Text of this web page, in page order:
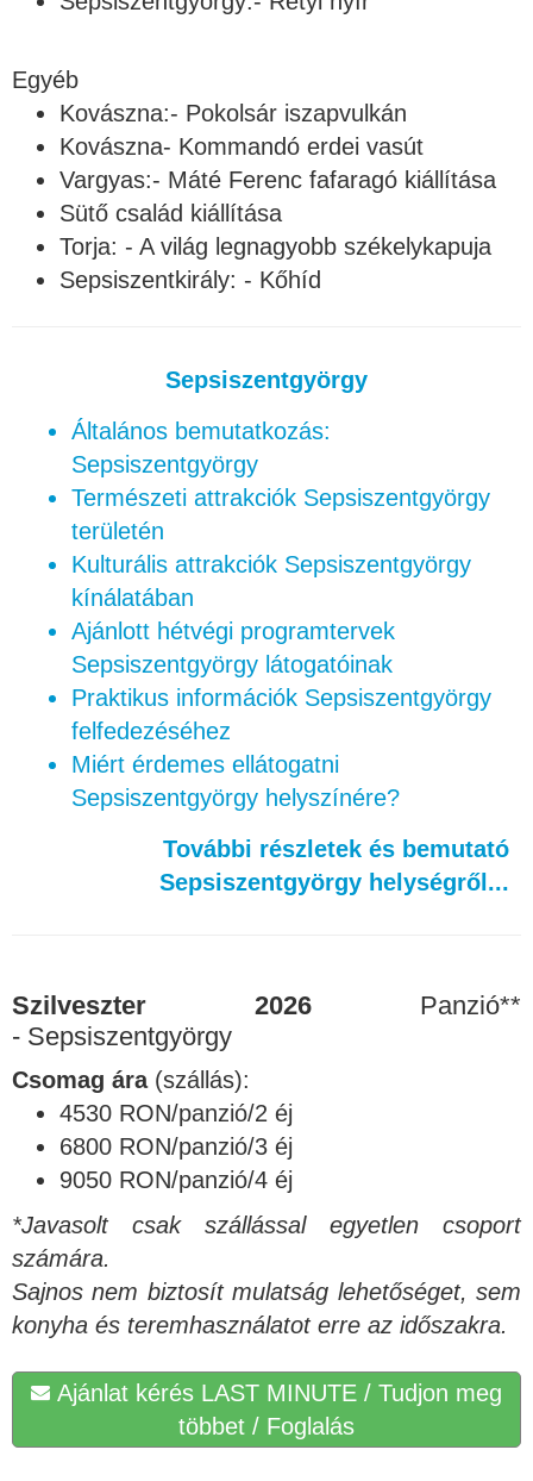
Egyéb
Kovászna:- Pokolsár iszapvulkán
Kovászna- Kommandó erdei vasút
Vargyas:- Máté Ferenc fafaragó kiállítása
Sütő család kiállítása
Torja: - A világ legnagyobb székelykapuja
Sepsiszentkirály: - Kőhíd
Sepsiszentgyörgy
Általános bemutatkozás:
Sepsiszentgyörgy
Természeti attrakciók Sepsiszentgyörgy
területén
Kulturális attrakciók Sepsiszentgyörgy
kínálatában
Ajánlott hétvégi programtervek
Sepsiszentgyörgy látogatóinak
Praktikus információk Sepsiszentgyörgy
felfedezéséhez
Miért érdemes ellátogatni
Sepsiszentgyörgy helyszínére?
További részletek és bemutató
Sepsiszentgyörgy helységről...
Szilveszter 2026 Panzió**
- Sepsiszentgyörgy
Csomag ára(szállás):
4530 RON/panzió/2 éj
6800 RON/panzió/3 éj
9050 RON/panzió/4 éj
*Javasolt csak szállással egyetlen csoport
számára.
Sajnos nem biztosít mulatság lehetőséget, sem
konyha és teremhasználatot erre az időszakra.
Ajánlat kérés LAST MINUTE / Tudjon meg
többet / Foglalás